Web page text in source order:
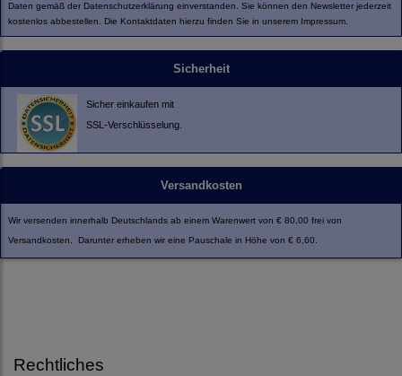
Daten gemäß der Datenschutzerklärung einverstanden. Sie können den Newsletter jederzeit
kostenlos abbestellen. Die Kontaktdaten hierzu finden Sie in unserem Impressum.
Sicherheit
Sicher einkaufen mit
SSL-Verschlüsselung.
Versandkosten
Wir versenden innerhalb Deutschlands ab einem Warenwert von € 80,00 frei von
Versandkosten. Darunter erheben wir eine Pauschale in Höhe von € 6,60.
Rechtliches